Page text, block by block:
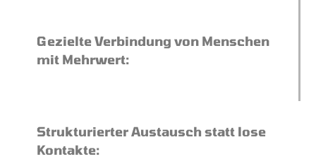
Gezielte Verbindung von Menschen
mit Mehrwert:
Strukturierter Austausch statt lose
Kontakte: